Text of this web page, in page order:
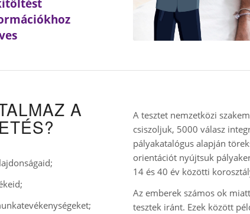
A
A tesztet nemzetközi
csiszoljuk, 5000 válasz
pályakatalógus alapján
orientációt nyújtsuk
14 és 40 év közötti
Az emberek számos ok
tesztek iránt. Ezek között